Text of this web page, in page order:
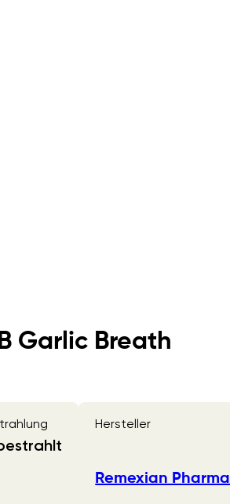
Garlic Breath
Hersteller
Remexian Pharma